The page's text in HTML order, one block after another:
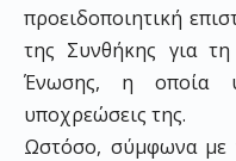
προειδοποιητική
της Συνθήκης για τη
Ένωσης, η οποία
υποχρεώσεις της.
Ωστόσο, σύμφωνα με